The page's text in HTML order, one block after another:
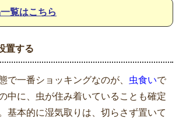
覧はこちら
置する
で一番ショッキングなのが、 虫食いで
中に、虫が住み着いていることも確定
基本的に湿気取りは、切らさず置いて